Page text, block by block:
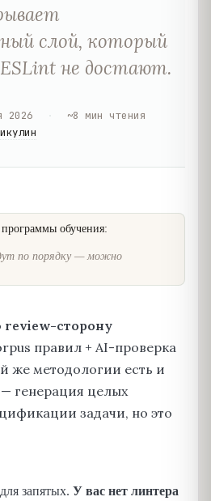
слой, который
не достают.
2026 ~8 мин чтения
программы обучения:
по порядку — можно
review-сторону
правил + AI-проверка
же методологии есть и
— генерация целых
задачи, но это
запятых. У вас нет линтера